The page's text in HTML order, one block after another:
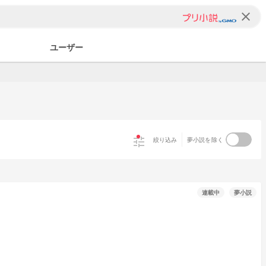
clear
ユーザー
tune 絞り込み 夢小説を除く
連載中 夢小説